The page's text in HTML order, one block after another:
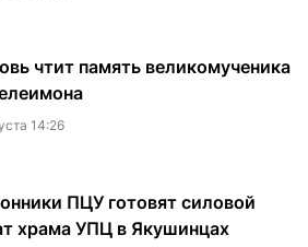
чтит память великомученика
14:26
ПЦУ готовят силовой
храма УПЦ в Якушинцах